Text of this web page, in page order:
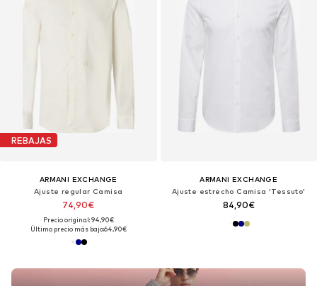
REBAJAS
ARMANI EXCHANGE
Ajuste regular Camisa
74,90€
Precio original: 94,90€
Último precio más bajo:64,90€
ARMANI EXCHANGE
Ajuste estrecho Camisa 'Tessuto'
84,90€